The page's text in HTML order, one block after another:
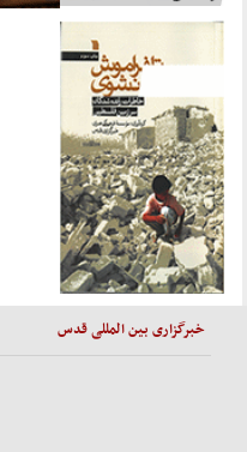
خبرگزاری بین المللی قدس